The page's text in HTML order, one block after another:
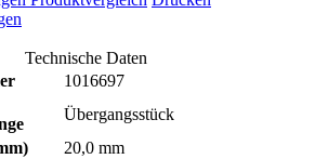
Technische Daten
1016697
Übergangsstück
20,0 mm